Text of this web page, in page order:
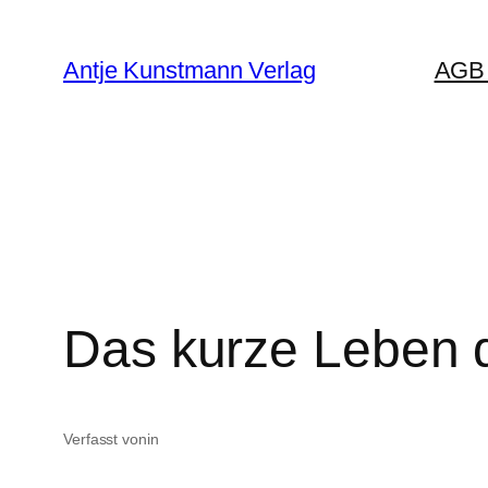
springen
Antje Kunstmann Verlag
Das kurze Leben
Verfasst vonin